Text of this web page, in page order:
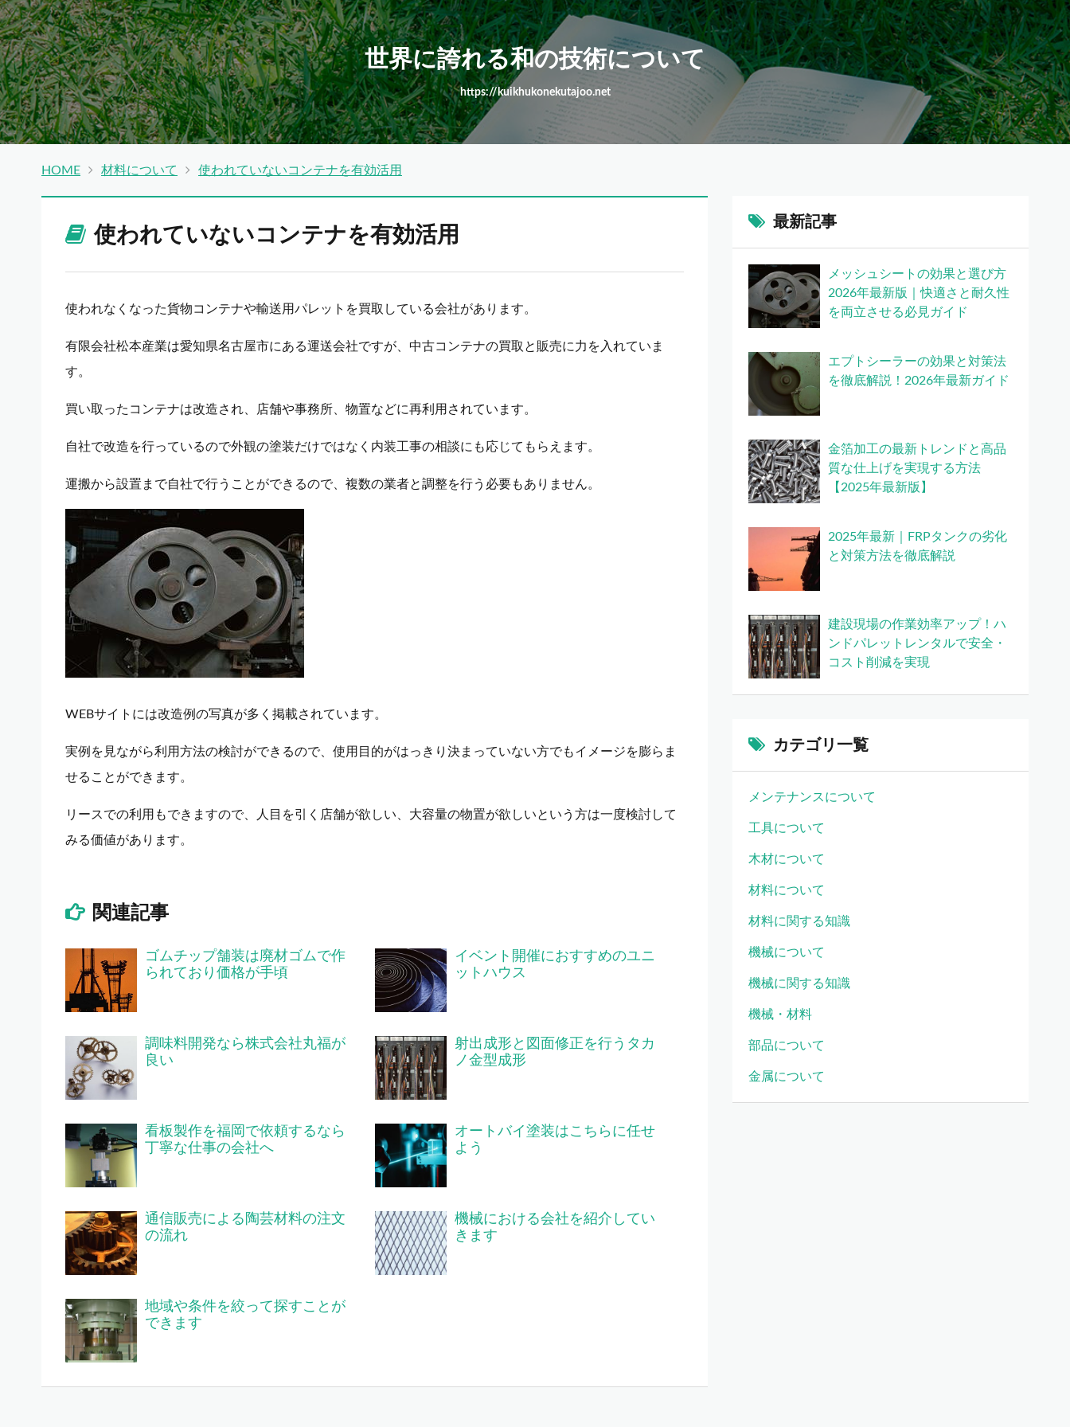
世界に誇れる和の技術について
https://kuikhukonekutajoo.net
HOME 材料について 使われていないコンテナを有効活用
使われていないコンテナを有効活用
使われなくなった貨物コンテナや輸送用パレットを買取している会社があります。
有限会社松本産業は愛知県名古屋市にある運送会社ですが、中古コンテナの買取と販売に力を入れていま
す。
買い取ったコンテナは改造され、店舗や事務所、物置などに再利用されています。
自社で改造を行っているので外観の塗装だけではなく内装工事の相談にも応じてもらえます。
運搬から設置まで自社で行うことができるので、複数の業者と調整を行う必要もありません。
WEBサイトには改造例の写真が多く掲載されています。
実例を見ながら利用方法の検討ができるので、使用目的がはっきり決まっていない方でもイメージを膨らま
せることができます。
リースでの利用もできますので、人目を引く店舗が欲しい、大容量の物置が欲しいという方は一度検討して
みる価値があります。
関連記事
ゴムチップ舗装は廃材ゴムで作
られており価格が手頃
イベント開催におすすめのユニ
ットハウス
調味料開発なら株式会社丸福が
良い
射出成形と図面修正を行うタカ
ノ金型成形
看板製作を福岡で依頼するなら
丁寧な仕事の会社へ
オートバイ塗装はこちらに任せ
よう
通信販売による陶芸材料の注文
の流れ
機械における会社を紹介してい
きます
地域や条件を絞って探すことが
できます
最新記事
メッシュシートの効果と選び方
2026年最新版｜快適さと耐久性
を両立させる必見ガイド
エプトシーラーの効果と対策法
を徹底解説！2026年最新ガイド
金箔加工の最新トレンドと高品
質な仕上げを実現する方法
【2025年最新版】
2025年最新｜FRPタンクの劣化
と対策方法を徹底解説
建設現場の作業効率アップ！ハ
ンドパレットレンタルで安全・
コスト削減を実現
カテゴリ一覧
メンテナンスについて
工具について
木材について
材料について
材料に関する知識
機械について
機械に関する知識
機械・材料
部品について
金属について